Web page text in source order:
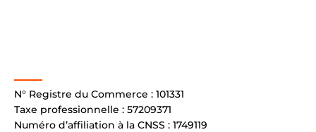
N° Registre du Commerce : 101331
Taxe professionnelle : 57209371
Numéro d’affiliation à la CNSS : 1749119